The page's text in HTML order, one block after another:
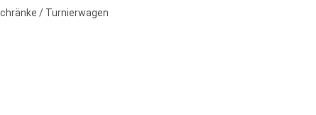
/ Turnierwagen